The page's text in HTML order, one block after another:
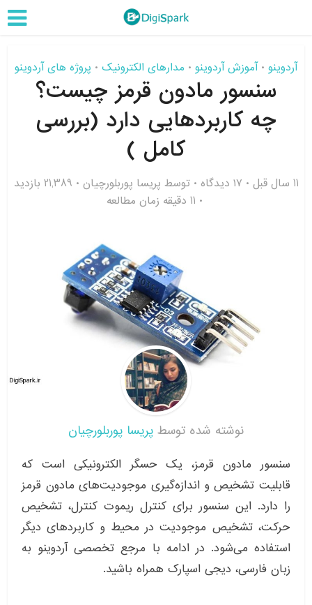
آردوینو • آموزش آردوینو • مدارهای الکترونیک • پروژه های آردوینو
سنسور مادون قرمز چیست؟
چه کاربردهایی دارد (بررسی
کامل )
11 سال قبل ۱۷ دیدگاه توسط پریسا پوربلورچیان
21,389 بازدید
11 دقیقه زمان مطالعه
نوشته شده توسط پریسا پوربلورچیان
سنسور مادون قرمز، یک حسگر الکترونیکی است که
قابلیت تشخیص و اندازه‌گیری موجودیت‌های مادون قرمز
را دارد. این سنسور برای کنترل ریموت کنترل، تشخیص
حرکت، تشخیص موجودیت در محیط و کاربردهای دیگر
استفاده می‌شود. در ادامه با مرجع تخصصی آردوینو به
زبان فارسی، دیجی اسپارک همراه باشید.